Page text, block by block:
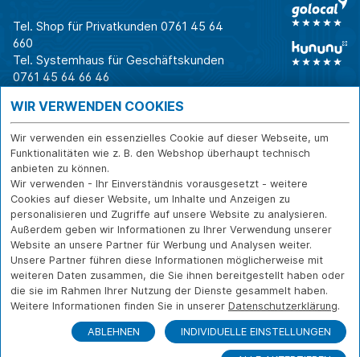
Tel. Shop für Privatkunden 0761 45 64
660
Tel. Systemhaus für Geschäftskunden
0761 45 64 66 46
Warum CAB
Für Business-
Entscheider
Für IT-Leiter
Für Privatkunden
Erfolgsgeschichte
n
Branchen
IT für
IT-Security
IT-Infrastruktur
Softwarelösungen
WLAN-Lösungen
IT-Beratung und
Service
Reparatur
Versand- und
Zahlarten
Rücksendung und
Widerruf
Über CAB
Karriere
Sponsoring
Kontakt
IMPRESSUM
DATENSCHUTZ
FERNWARTUNG
WIR VERWENDEN COOKIES
Wir verwenden ein essenzielles Cookie auf dieser Webseite, um
Funktionalitäten wie z. B. den Webshop überhaupt technisch
anbieten zu können.
Wir verwenden - Ihr Einverständnis vorausgesetzt - weitere
Cookies auf dieser Website, um Inhalte und Anzeigen zu
personalisieren und Zugriffe auf unsere Website zu analysieren.
Außerdem geben wir Informationen zu Ihrer Verwendung unserer
Website an unsere Partner für Werbung und Analysen weiter.
Unsere Partner führen diese Informationen möglicherweise mit
weiteren Daten zusammen, die Sie ihnen bereitgestellt haben oder
die sie im Rahmen Ihrer Nutzung der Dienste gesammelt haben.
Weitere Informationen finden Sie in unserer Datenschutzerklärung.
ABLEHNEN INDIVIDUELLE EINSTELLUNGEN